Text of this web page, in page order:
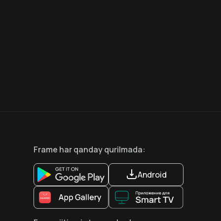
Frame har qanday qurilmada:
Android